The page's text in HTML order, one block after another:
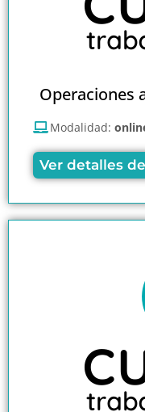
Operaciones
Modalidad:
Ver detalles